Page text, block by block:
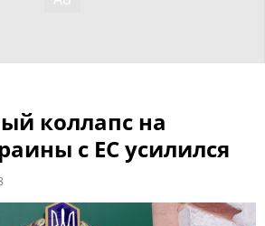
коллапс на
с ЕС усилился